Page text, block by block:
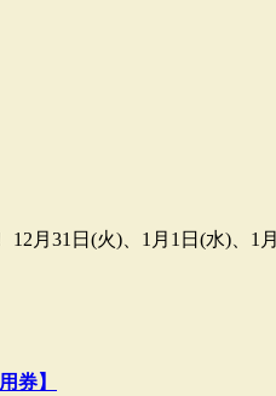
月31日(火)、1月1日(水)、
券】